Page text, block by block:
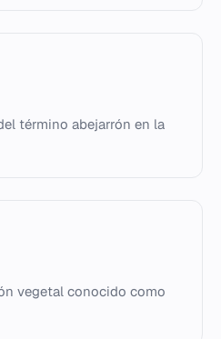
término abejarrón en la
vegetal conocido como